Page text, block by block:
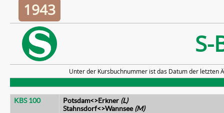
1943
S-
Unter der Kursbuchnummer ist das Datum der letzten
KBS 100 Potsdam<>Erkner (L)
Stahnsdorf<>Wannsee(M)